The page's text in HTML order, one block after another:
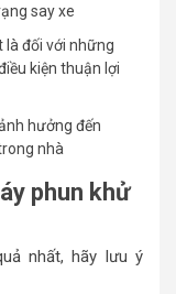
say xe
là đối với những
kiện thuận lợi
hưởng đến
nhà
phun khử
nhất, hãy lưu ý